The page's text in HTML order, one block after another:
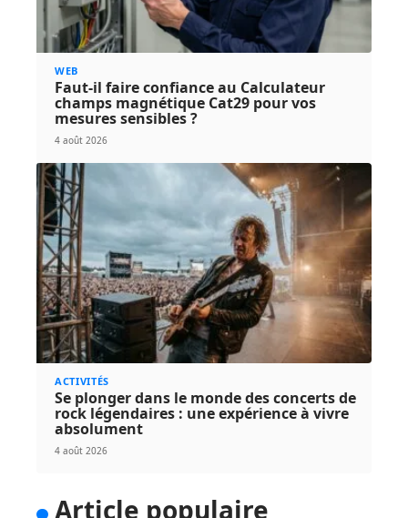
WEB
Faut-il faire confiance au Calculateur
champs magnétique Cat29 pour vos
mesures sensibles ?
4 août 2026
ACTIVITÉS
Se plonger dans le monde des concerts de
rock légendaires : une expérience à vivre
absolument
4 août 2026
Article populaire